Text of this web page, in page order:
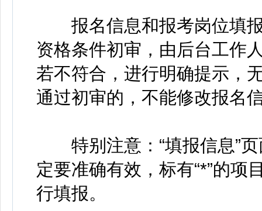
报名信息和报考岗位填报
资格条件初审，由后台工作
若不符合，进行明确提示，
通过初审的，不能修改报名
特别注意：“填报信息”页
定要准确有效，标有“*”的项
行填报。